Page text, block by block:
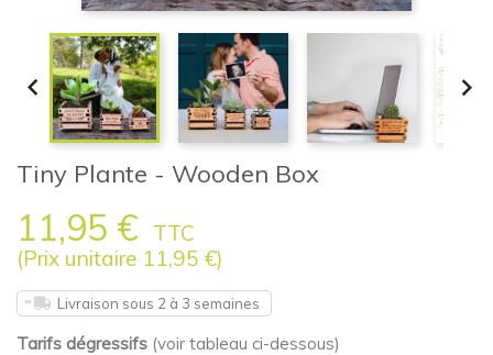
 
Tiny Plante - Wooden Box
11,95 €
TTC
(Prix unitaire 11,95 €)
Livraison sous 2 à 3 semaines
Tarifs dégressifs (voir tableau ci-dessous)